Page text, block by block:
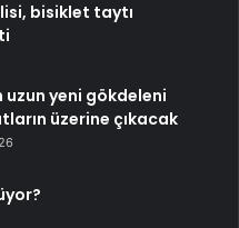
bisiklet taytı
uzun yeni gökdeleni
üzerine çıkacak